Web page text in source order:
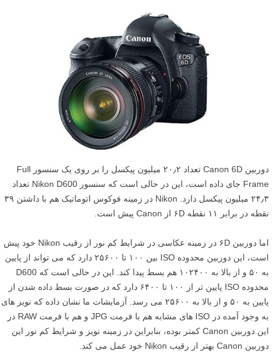
دوربین Canon 6D تعداد ۲۰٫۲ میلیون پیکسل را بر روی یک سنسور Full
Frame جای داده است، این در حالی است که سنسور Nikon D600 تعداد
۲۴٫۳ میلیون پیکسل دارد. Nikon در زمینه فوکوس اتوماتیک هم با داشتن ۳۹
نقطه در برابر ۱۱ نقطه ۶D از Canon پیش است.
اما دوربین ۶D در زمینه عکاسی در شرایط کم نور از رقیب Nikon خود پیش
است، این دوربین محدوده ISO بین ۱۰۰ تا ۲۵۶۰۰ دارد که می تواند از پایین
به ۵۰ و از بالا به ۱۰۲۴۰۰ هم بسط پیدا کند. این در حالی است که D600
محدوده ISO پایین تر از ۱۰۰ تا ۶۴۰۰ دارد که در صورت بسط داده شدن از
پایین به ۵۰ و از بالا به ۲۵۶۰۰ می رسد. آزمایشات ما نشان داده که نویز های
به وجود آمده در ISO های مشابه هم با فرمت JPG و هم با فرمت RAW در
این دوربین Canon کمتر بوده، بنابراین در زمینه نویز و شرایط کم نور این
دوربین Canon بهتر از رقیب Nikon خود عمل می کند.